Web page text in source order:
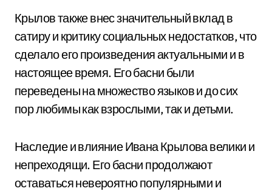
Крылов также внес значительный вклад в
сатиру и критику социальных недостатков, что
сделало его произведения актуальными и в
настоящее время. Его басни были
переведены на множество языков и до сих
пор любимы как взрослыми, так и детьми.
Наследие и влияние Ивана Крылова велики и
непреходящи. Его басни продолжают
оставаться невероятно популярными и